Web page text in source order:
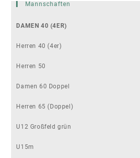
Mannschaften
DAMEN 40 (4ER)
Herren 40 (4er)
Herren 50
Damen 60 Doppel
Herren 65 (Doppel)
U12 Großfeld grün
U15m